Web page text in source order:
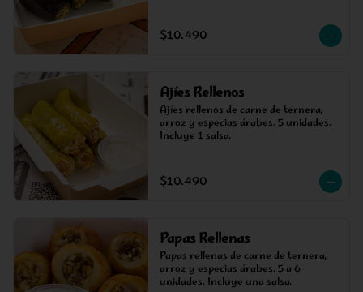
$10.490
Ajíes Rellenos
Ajíes rellenos de carne de ternera,
arroz y especias árabes. 5 unidades.
Incluye 1 salsa.
$10.490
Papas Rellenas
Papas rellenas de carne de ternera,
arroz y especias árabes. 5 a 6
unidades. Incluye una salsa.